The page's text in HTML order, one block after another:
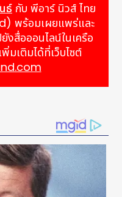
ทประสบความสำเร็จใน
วมถึงเยอรมนี สเปน
45 วัน ซึ่งแสดงให้เห็น
นอันโดดเด่น
Geely E5 (EX5) และ
บการเปิดตัวในกว่า
ศทางการค้าของตนให้
การจัดจำหน่ายเชิงกล
ชั้นนำในโปรตุเกส
ติ: เสริมสร้างศักยภาพ
ธ์ กับ พีอาร์ นิวส์ ไทย
พร้อมเผยแพร่และ
ยังสื่อออนไลน์ในเครือ
มเติมได้ที่เว็บไซต์